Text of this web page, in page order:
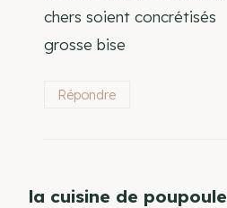
chers soient concrétisés
grosse bise
Répondre
la cuisine de poupoule